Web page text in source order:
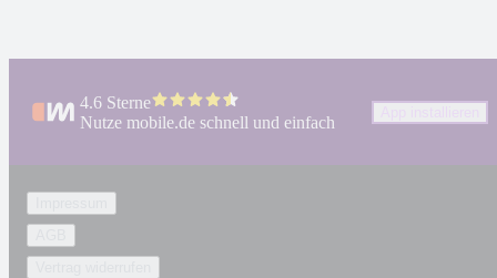
4.6 Sterne
Nutze mobile.de schnell und einfach